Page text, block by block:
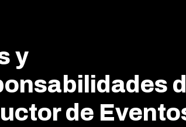
y
de